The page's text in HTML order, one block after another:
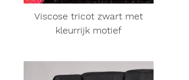
Viscose tricot zwart met
kleurrijk motief